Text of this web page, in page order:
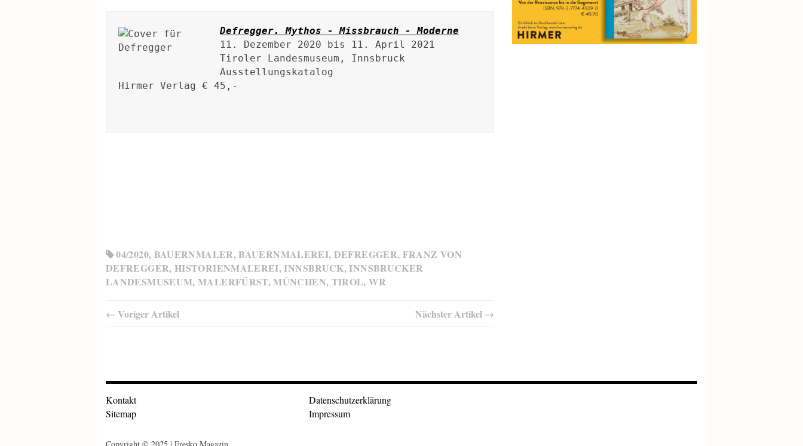
Defregger. Mythos - Missbrauch - Moderne
11. Dezember 2020 bis 11. April 2021
Tiroler Landesmuseum, Innsbruck
Ausstellungskatalog
Hirmer Verlag € 45,-
04/2020, BAUERNMALER,BAUERNMALEREI, DEFREGGER, FRANZ VON
DEFREGGER, HISTORIENMALEREI,INNSBRUCK,INNSBRUCKER
LANDESMUSEUM,MALERFÜRST,MÜNCHEN, TIROL,WR
← Voriger Artikel Nächster Artikel →
Kontakt
Sitemap
Datenschutzerklärung
Impressum